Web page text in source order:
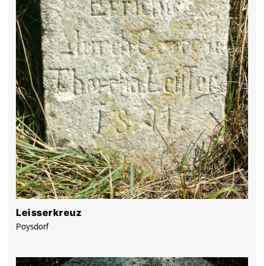
Leisserkreuz
Poysdorf